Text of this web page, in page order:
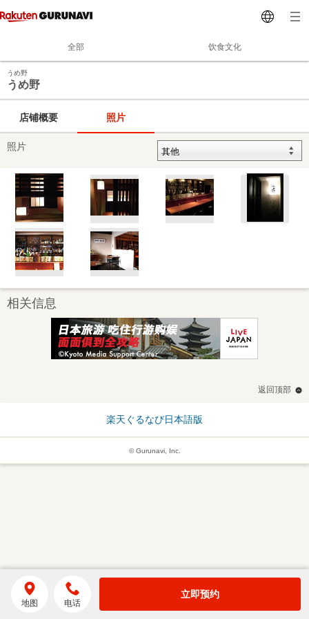
全部 饮食文化
うめ野
うめ野
店铺概要 照片
照片
相关信息
返回顶部
楽天ぐるなび日本語版
© Gurunavi, Inc.
地图 电话
立即预约